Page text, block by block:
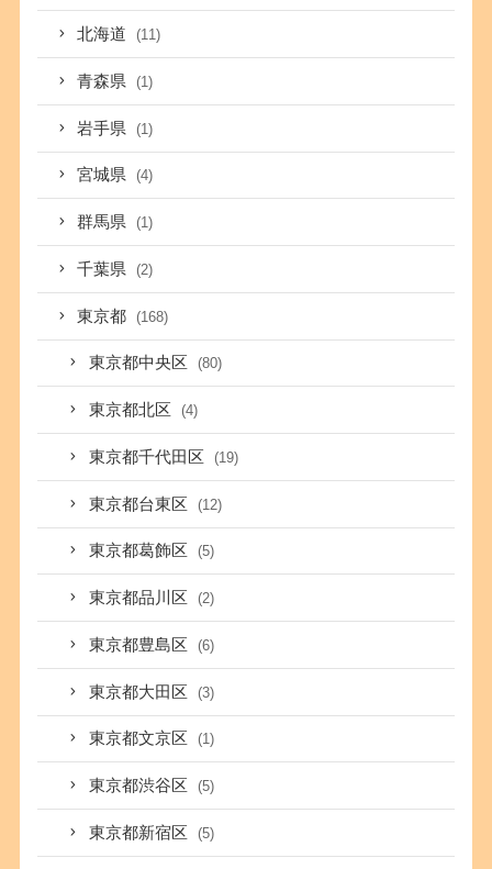
北海道 (11)
青森県 (1)
岩手県 (1)
宮城県 (4)
群馬県 (1)
千葉県 (2)
東京都 (168)
東京都中央区 (80)
東京都北区 (4)
東京都千代田区 (19)
東京都台東区 (12)
東京都葛飾区 (5)
東京都品川区 (2)
東京都豊島区 (6)
東京都大田区 (3)
東京都文京区 (1)
東京都渋谷区 (5)
東京都新宿区 (5)